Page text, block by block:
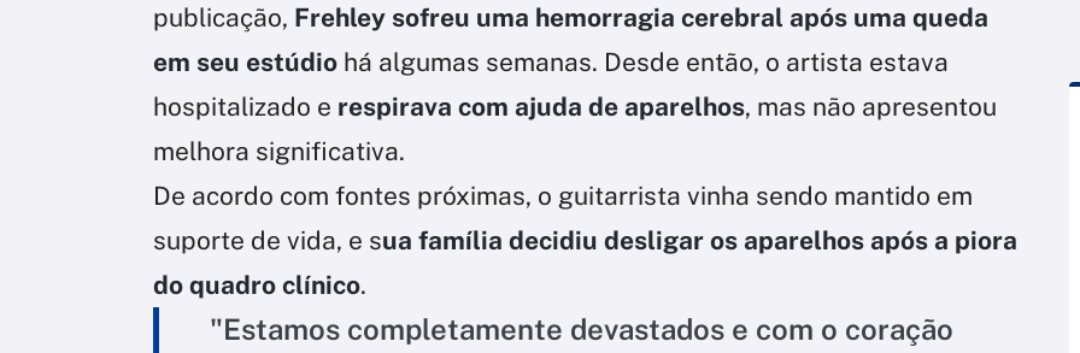
publicação, Frehley sofreu uma hemorragia cerebral após uma queda
em seu estúdio há algumas semanas. Desde então, o artista estava
hospitalizado e respirava com ajuda de aparelhos, mas não apresentou
melhora significativa.
De acordo com fontes próximas, o guitarrista vinha sendo mantido em
suporte de vida, e sua família decidiu desligar os aparelhos após a piora
do quadro clínico.
"Estamos completamente devastados e com o coração